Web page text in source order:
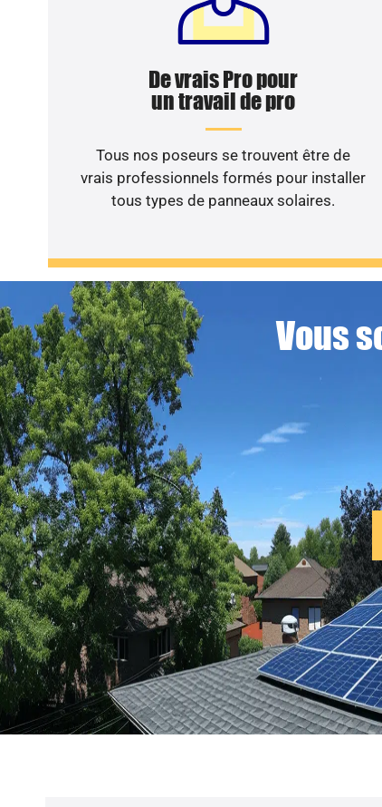
De vrais Pro pour
un travail de pro
Tous nos poseurs se trouvent être de
vrais professionnels formés pour installer
tous types de panneaux solaires.
Vous